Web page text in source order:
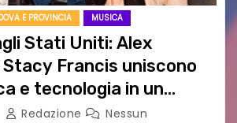
E PROVINCIA MUSICA
Stati Uniti: Alex
Francis uniscono
e tecnologia in un
internazionale”
Redazione
Nessun